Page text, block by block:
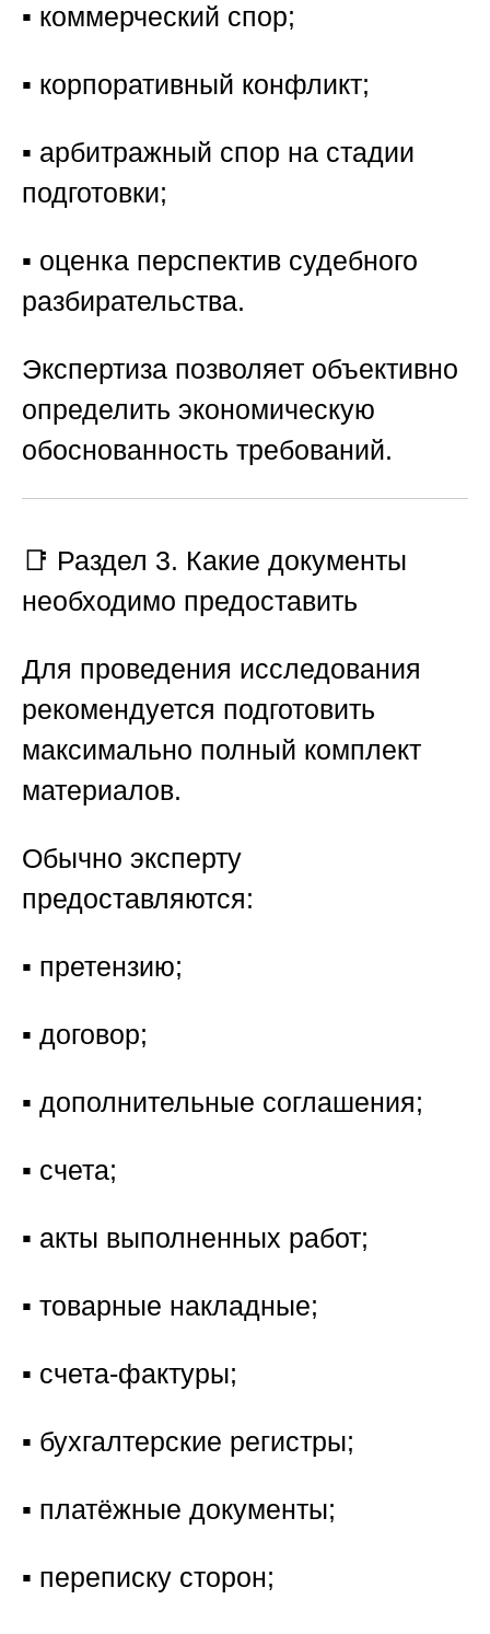
▪️ коммерческий спор;
▪️ корпоративный конфликт;
▪️ арбитражный спор на стадии
подготовки;
▪️ оценка перспектив судебного
разбирательства.
Экспертиза позволяет объективно
определить экономическую
обоснованность требований.
📑 Раздел 3. Какие документы
необходимо предоставить
Для проведения исследования
рекомендуется подготовить
максимально полный комплект
материалов.
Обычно эксперту
предоставляются:
▪️ претензию;
▪️ договор;
▪️ дополнительные соглашения;
▪️ счета;
▪️ акты выполненных работ;
▪️ товарные накладные;
▪️ счета-фактуры;
▪️ бухгалтерские регистры;
▪️ платёжные документы;
▪️ переписку сторон;